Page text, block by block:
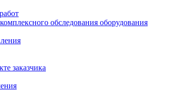
обследования оборудования
заказчика